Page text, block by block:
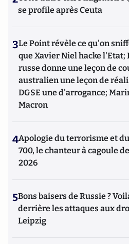
se profile après Ceuta
3Le Point révèle ce qu'on
que Xavier Niel hacke l'Etat;
russe donne une leçon de
australien une leçon de
DGSE une d'arrogance;
Macron
4Apologie du terrorisme et
700, le chanteur à cagoule
2026
5Bons baisers de Russie ?
derrière les attaques aux
Leipzig